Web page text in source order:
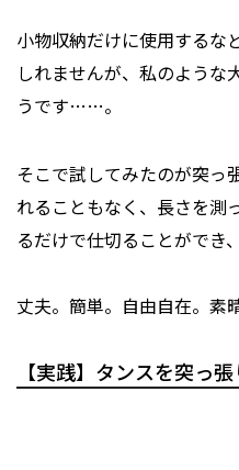
小物収納だけに使用するな
しれませんが、私のような
うです……。
そこで試してみたのが突っ
れることもなく、長さを測
るだけで仕切ることができ
丈夫。簡単。自由自在。素
【実践】タンスを突っ